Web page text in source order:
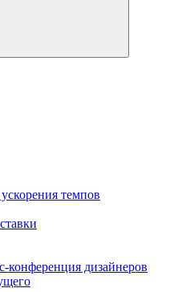
темпов
конференция дизайнеров